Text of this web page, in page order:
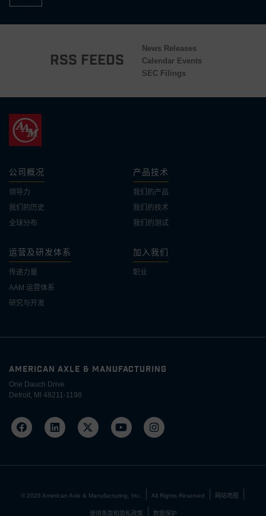
RSS Feeds
News Releases
Calendar Events
SEC Filings
公司概况
领导力
我们的历史
全球分布
产品技术
我们的产品
我们的技术
我们的测试
运营及研发体系
传递力量
AAM 运营体系
研究与开发
加入我们
职业
AMERICAN AXLE & MANUFACTURING
One Dauch Drive
Detroit, MI 48211-1198
© 2026 American Axle & Manufacturing, Inc. All Rights Reserved 网站地图
使用条款和隐私政策 数据保护